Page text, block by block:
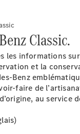
Électrique
Électrique
Électrique
Électrique
Classic.
les informations
et la
Benz
faire de
au service